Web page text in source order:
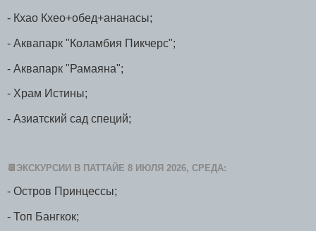
- Кхао Кхео+обед+ананасы;
- Аквапарк "Коламбия Пикчерс";
- Аквапарк "Рамаяна";
- Храм Истины;
- Азиатский сад специй;
📆ЭКСКУРСИИ В ПАТТАЙЕ 8 ИЮЛЯ 2026, СРЕДА:
- Остров Принцессы;
- Топ Бангкок;